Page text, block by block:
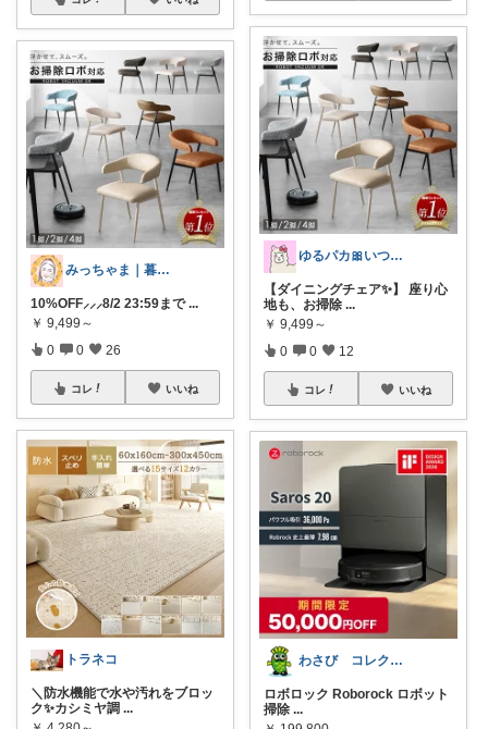
みっちゃま｜暮らし整うお買い物🌿
10%OFF⸝⸝⸝8/2 23:59まで...
￥ 9,499～
0 0 26
コレ いいね
トラネコ
＼防水機能で水や汚れをブロッ
ク✨カシミヤ調 ...
ゆるパカ🎀いつもありがとうございます✨
【ダイニングチェア✨】 座り心
地も、お掃除 ...
￥ 9,499～
0 0 12
コレ いいね
わさび コレクションもご利用ください
ロボロック Roborock ロボット
掃除 ...